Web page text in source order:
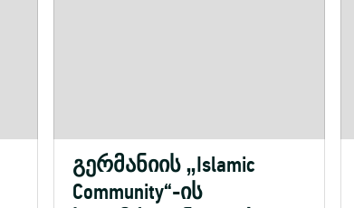
გერმანიის „Islamic
Community“-ის